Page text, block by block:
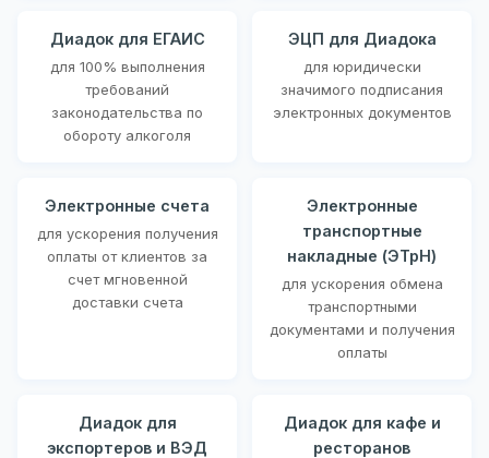
Диадок для ЕГАИС
для 100% выполнения
требований
законодательства по
обороту алкоголя
ЭЦП для Диадока
для юридически
значимого подписания
электронных документов
Электронные счета
для ускорения получения
оплаты от клиентов за
счет мгновенной
доставки счета
Электронные
транспортные
накладные (ЭТрН)
для ускорения обмена
транспортными
документами и получения
оплаты
Диадок для
экспортеров и ВЭД
Диадок для кафе и
ресторанов